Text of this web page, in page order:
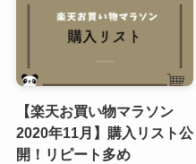
【楽天お買い物マラソン
2020年11月】購入リスト公
開！リピート多め